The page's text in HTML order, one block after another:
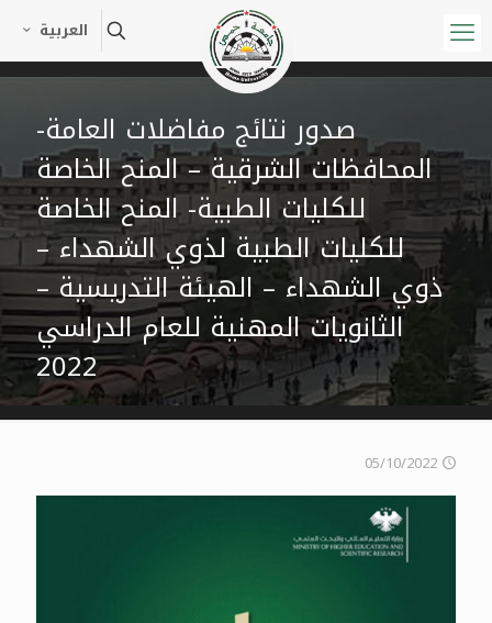
العربية
صدور نتائج مفاضلات العامة-
المحافظات الشرقية – المنح الخاصة
للكليات الطبية- المنح الخاصة
للكليات الطبية لذوي الشهداء –
ذوي الشهداء – الهيئة التدريسية –
الثانويات المهنية للعام الدراسي
2022
05/10/2022